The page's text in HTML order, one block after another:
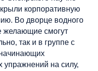
корпоративную
Во дворце водного
желающие смогут
так и в группе с
упражнений на силу,